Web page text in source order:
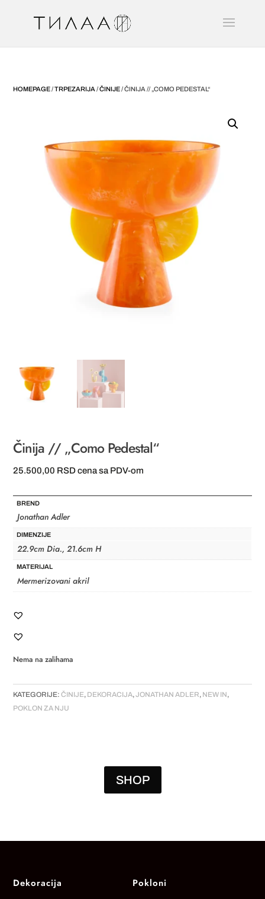
HOMEPAGE/TRPEZARIJA /ČINIJE/ ČINIJA // „COMO PEDESTAL“
Činija // „Como Pedestal“
25.500,00 RSD cena sa PDV-om
BREND
Jonathan Adler
DIMENZIJE
22.9cm Dia., 21.6cm H
MATERIJAL
Mermerizovani akril
Nema na zalihama
KATEGORIJE:ČINIJE, DEKORACIJA,JONATHAN ADLER, NEW IN,
POKLON ZA NJU
SHOP
Dekoracija Pokloni